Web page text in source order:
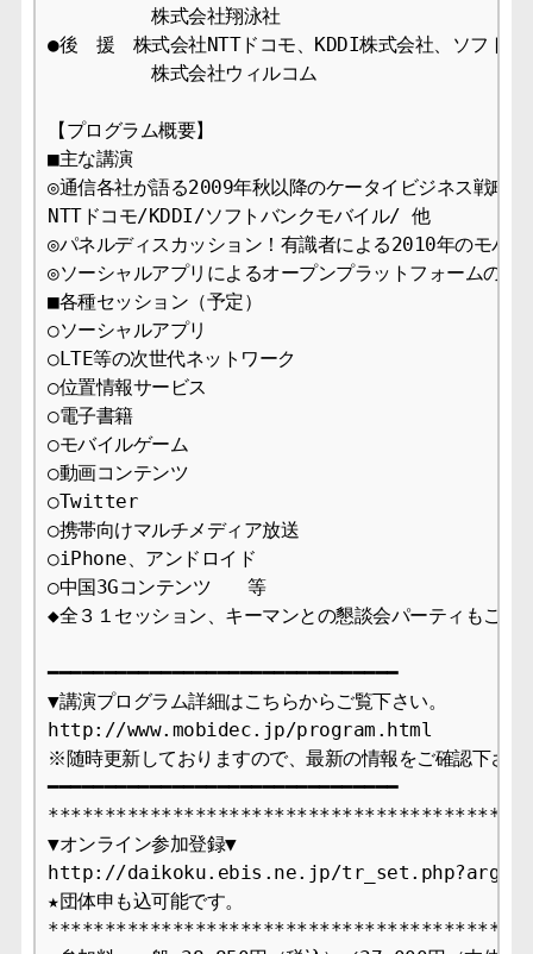
株式会社翔泳社
●後　援　株式会社NTTドコモ、KDDI株式会社、ソフト
株式会社ウィルコム
【プログラム概要】
■主な講演
◎通信各社が語る2009年秋以降のケータイビジネス戦略
NTTドコモ/KDDI/ソフトバンクモバイル/ 他
◎パネルディスカッション！有識者による2010年のモバイ
◎ソーシャルアプリによるオープンプラットフォームの動
■各種セッション（予定）
○ソーシャルアプリ
○LTE等の次世代ネットワーク
○位置情報サービス
○電子書籍
○モバイルゲーム
○動画コンテンツ
○Twitter
○携帯向けマルチメディア放送
○iPhone、アンドロイド
○中国3Gコンテンツ　　等
◆全３１セッション、キーマンとの懇談会パーティもご参
━━━━━━━━━━━━━━━━━━━━━━━━━━━━━━━
▼講演プログラム詳細はこちらからご覧下さい。
http://www.mobidec.jp/program.html
※随時更新しておりますので、最新の情報をご確認下さい
━━━━━━━━━━━━━━━━━━━━━━━━━━━━━━━
▼オンライン参加登録▼
http://daikoku.ebis.ne.jp/
★団体申も込可能です。